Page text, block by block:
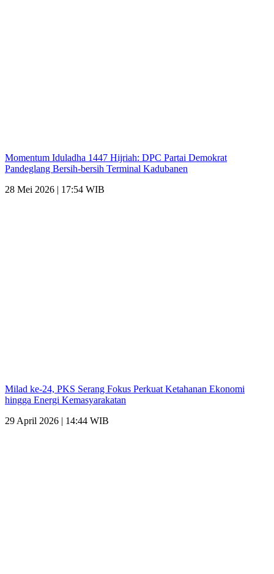
Momentum Iduladha 1447 Hijriah: DPC Partai Demokrat
Pandeglang Bersih-bersih Terminal Kadubanen
28 Mei 2026 | 17:54 WIB
Milad ke-24, PKS Serang Fokus Perkuat Ketahanan Ekonomi
hingga Energi Kemasyarakatan
29 April 2026 | 14:44 WIB